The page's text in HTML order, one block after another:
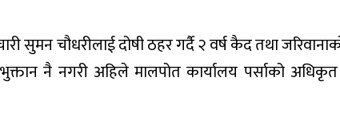
सुमन चौधरीलाई दोषी ठहर गर्दै २ वर्ष कैद तथा
नै नगरी अहिले मालपोत कार्यालय पर्साको